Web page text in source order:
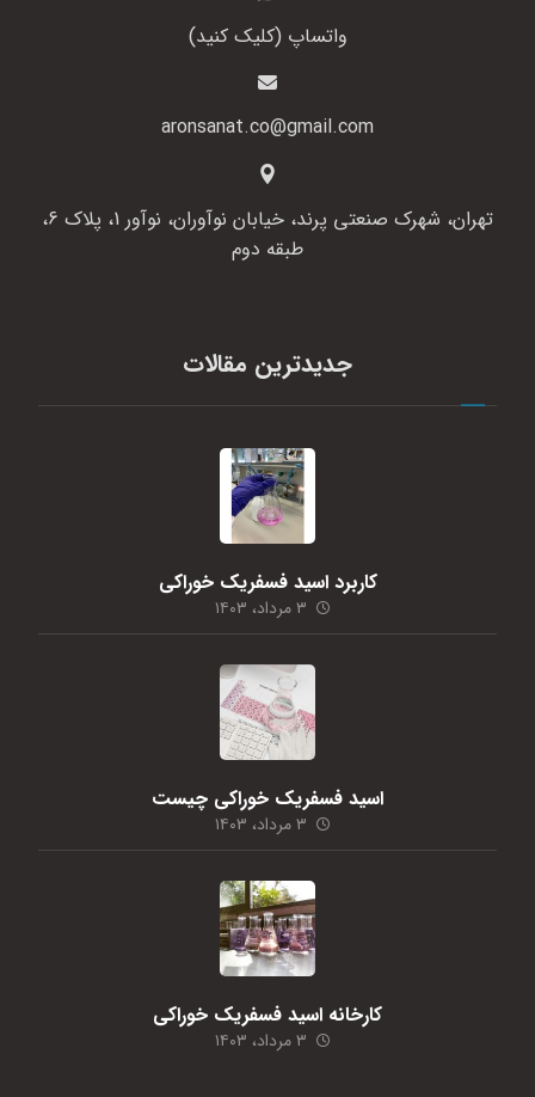
واتساپ (کلیک کنید)
aronsanat.co@gmail.com
تهران، شهرک صنعتی پرند، خیابان نوآوران، نوآور 1، پلاک 6،
طبقه دوم
جدیدترین مقالات
کاربرد اسید فسفریک خوراکی
۳ مرداد، ۱۴۰۳
اسید فسفریک خوراکی چیست
۳ مرداد، ۱۴۰۳
کارخانه اسید فسفریک خوراکی
۳ مرداد، ۱۴۰۳